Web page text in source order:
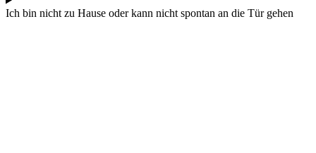
Ich bin nicht zu Hause oder kann nicht spontan an die Tür gehen